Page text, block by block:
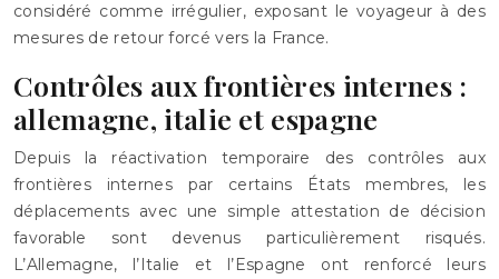
considéré comme irrégulier, exposant le voyageur à des
mesures de retour forcé vers la France.
Contrôles aux frontières internes :
allemagne, italie et espagne
Depuis la réactivation temporaire des contrôles aux
frontières internes par certains États membres, les
déplacements avec une simple attestation de décision
favorable sont devenus particulièrement risqués.
L’Allemagne, l’Italie et l’Espagne ont renforcé leurs